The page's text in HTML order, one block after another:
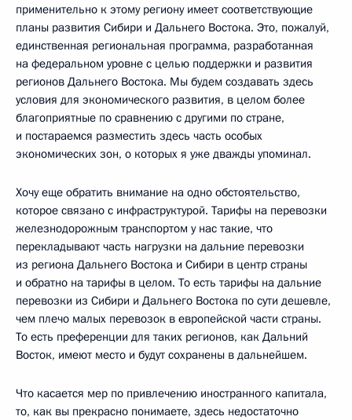
применительно к этому региону имеет соответствующие
планы развития Сибири и Дальнего Востока. Это, пожалуй,
единственная региональная программа, разработанная
на федеральном уровне с целью поддержки и развития
регионов Дальнего Востока. Мы будем создавать здесь
условия для экономического развития, в целом более
благоприятные по сравнению с другими по стране,
и постараемся разместить здесь часть особых
экономических зон, о которых я уже дважды упоминал.
Хочу еще обратить внимание на одно обстоятельство,
которое связано с инфраструктурой. Тарифы на перевозки
железнодорожным транспортом у нас такие, что
перекладывают часть нагрузки на дальние перевозки
из региона Дальнего Востока и Сибири в центр страны
и обратно на тарифы в целом. То есть тарифы на дальние
перевозки из Сибири и Дальнего Востока по сути дешевле,
чем плечо малых перевозок в европейской части страны.
То есть преференции для таких регионов, как Дальний
Восток, имеют место и будут сохранены в дальнейшем.
Что касается мер по привлечению иностранного капитала,
то, как вы прекрасно понимаете, здесь недостаточно